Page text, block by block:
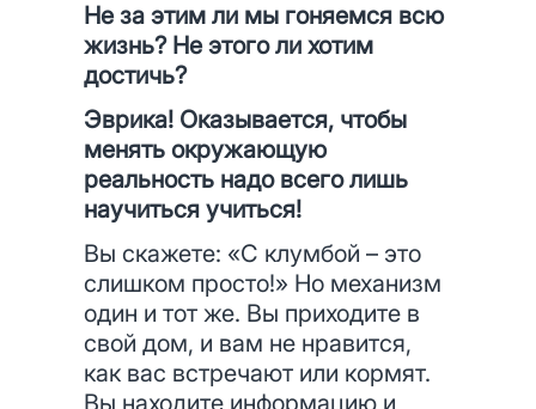
Не за этим ли мы гоняемся всю
жизнь? Не этого ли хотим
достичь?
Эврика! Оказывается, чтобы
менять окружающую
реальность надо всего лишь
научиться учиться!
Вы скажете: «С клумбой – это
слишком просто!» Но механизм
один и тот же. Вы приходите в
свой дом, и вам не нравится,
как вас встречают или кормят.